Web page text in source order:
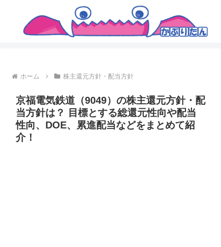
ホーム 株主還元方針・配当方針
京福電気鉄道（9049）の株主還元方針・配
当方針は？ 目標とする総還元性向や配当
性向、DOE、累進配当などをまとめて紹
介！